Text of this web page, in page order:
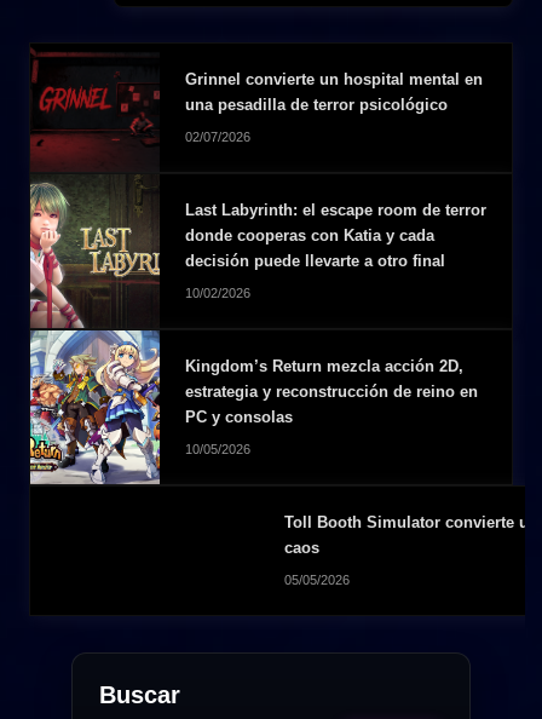
Grinnel convierte un hospital mental en
una pesadilla de terror psicológico
02/07/2026
Last Labyrinth: el escape room de terror
donde cooperas con Katia y cada
decisión puede llevarte a otro final
10/02/2026
Kingdom’s Return mezcla acción 2D,
estrategia y reconstrucción de reino en
PC y consolas
10/05/2026
Toll Booth Simulator convierte
caos
05/05/2026
Buscar